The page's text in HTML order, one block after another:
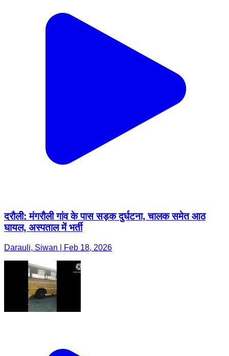
दरौली: मंगरौली गांव के पास सड़क दुर्घटना, चालक समेत आठ
घायल, अस्पताल में भर्ती
Darauli, Siwan | Feb 18, 2026